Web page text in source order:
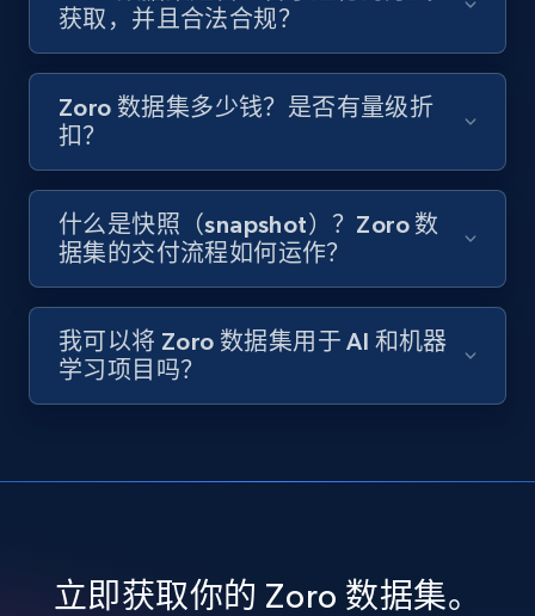
获取，并且合法合规？
Zoro 数据集多少钱？是否有量级折
扣？
什么是快照（snapshot）？Zoro 数
据集的交付流程如何运作？
我可以将 Zoro 数据集用于 AI 和机器
学习项目吗？
立即获取你的 Zoro 数据集。